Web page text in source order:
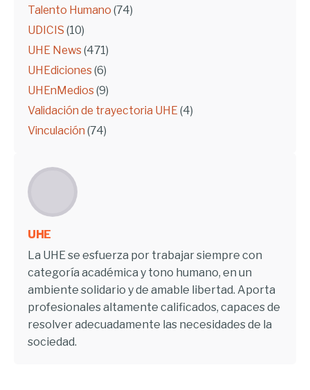
Talento Humano (74)
UDICIS (10)
UHE News (471)
UHEdiciones (6)
UHEnMedios (9)
Validación de trayectoria UHE(4)
Vinculación (74)
UHE
La UHE se esfuerza por trabajar siempre con
categoría académica y tono humano, en un
ambiente solidario y de amable libertad. Aporta
profesionales altamente calificados, capaces de
resolver adecuadamente las necesidades de la
sociedad.